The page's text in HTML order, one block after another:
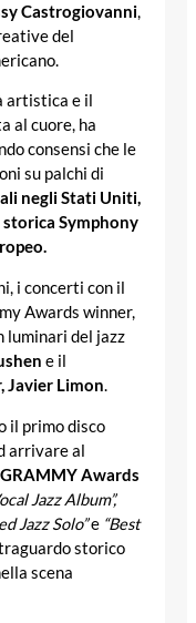
Castrogiovanni,
del
artistica e il
al cuore, ha
consensi che le
su palchi di
negli Stati Uniti,
storica Symphony
i concerti con il
Awards winner,
luminari del jazz
e il
Javier Limon.
il primo disco
arrivare al
GRAMMY Awards
Jazz Album”,
Jazz Solo”e “Best
storico
scena